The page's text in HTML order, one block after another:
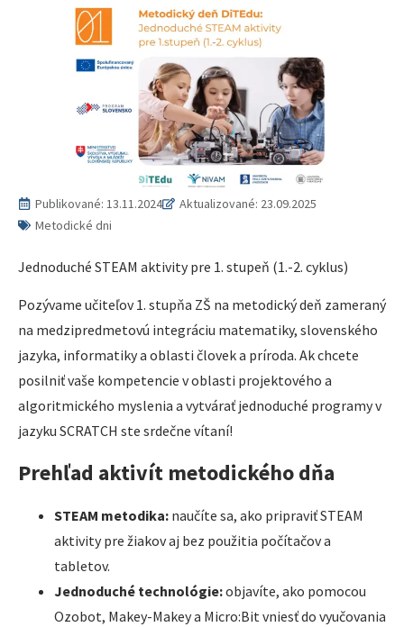
Publikované: 13.11.2024
Aktualizované: 23.09.2025
Metodické dni
Jednoduché STEAM aktivity pre 1. stupeň (1.-2. cyklus)
Pozývame učiteľov 1. stupňa ZŠ na metodický deň zameraný
na medzipredmetovú integráciu matematiky, slovenského
jazyka, informatiky a oblasti človek a príroda. Ak chcete
posilniť vaše kompetencie v oblasti projektového a
algoritmického myslenia a vytvárať jednoduché programy v
jazyku SCRATCH ste srdečne vítaní!
Prehľad aktivít metodického dňa
STEAM metodika: naučíte sa, ako pripraviť STEAM
aktivity pre žiakov aj bez použitia počítačov a
tabletov.
Jednoduché technológie:objavíte, ako pomocou
Ozobot, Makey-Makey a Micro:Bit vniesť do vyučovania